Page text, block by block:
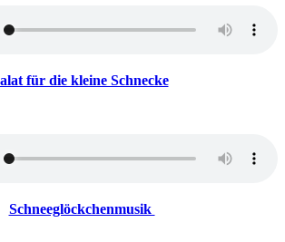
für die kleine Schnecke
Schneeglöckchenmusik